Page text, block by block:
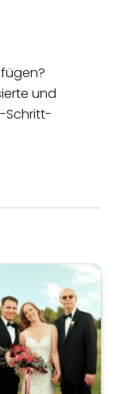
und
Schritt-